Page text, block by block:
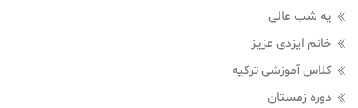
یه شب عالی
خانم ایزدی عزیز
کلاس آموزشی ترکیه
دوره زمستان